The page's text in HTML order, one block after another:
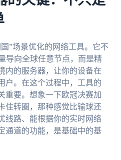
”场景优化的网络工具。它不
导向全球任意节点，而是精
内的服务器，让你的设备在
户。在这个过程中，工具的
重要。想象一下欧冠决赛加
住转圈，那种感觉比输球还
线路、能根据你的实时网络
通道的功能，是基础中的基